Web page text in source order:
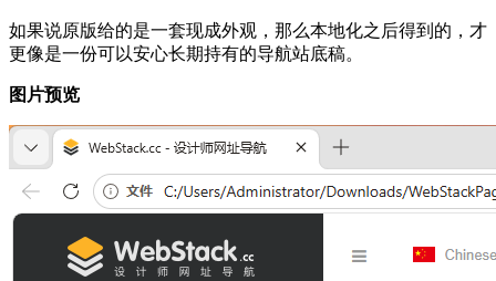
如果说原版给的是一套现成外观，那么本地化之后得到的，才
更像是一份可以安心长期持有的导航站底稿。
图片预览